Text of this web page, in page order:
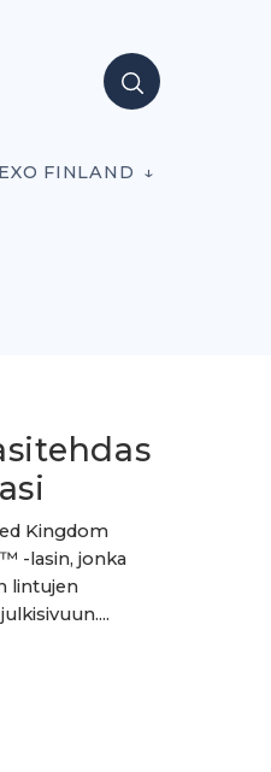
FINLAND
Kingdom
-lasin, jonka
lintujen